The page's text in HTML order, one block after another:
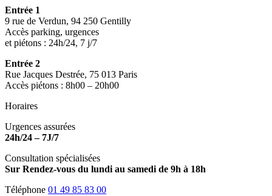
Entrée 1
9 rue de Verdun, 94 250 Gentilly
Accès parking, urgences
et piétons : 24h/24, 7 j/7
Entrée 2
Rue Jacques Destrée, 75 013 Paris
Accès piétons : 8h00 – 20h00
Horaires
Urgences assurées
24h/24 – 7J/7
Consultation spécialisées
Sur Rendez-vous du lundi au samedi de 9h à 18h
Téléphone 01 49 85 83 00